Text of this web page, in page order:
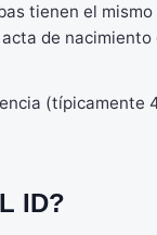
tienen el
acta de
(típicamente
ID?